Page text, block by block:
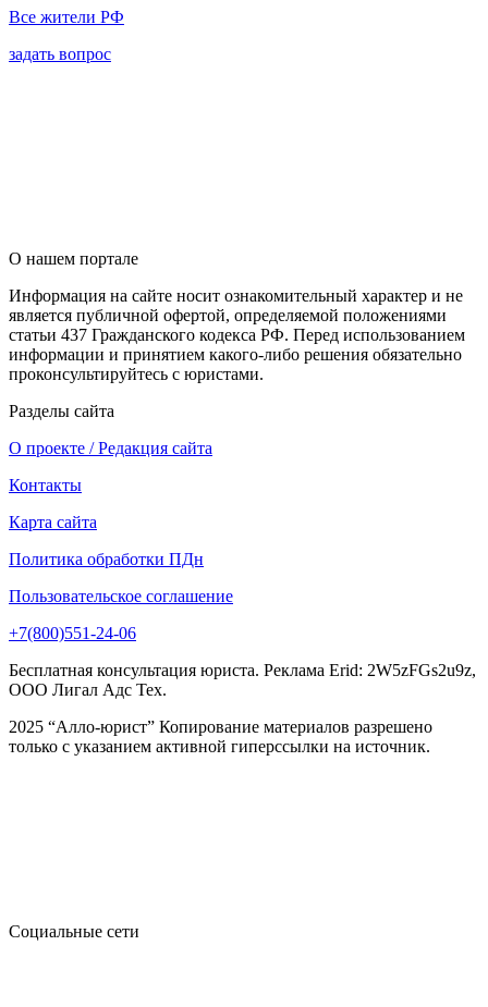
Все жители РФ
задать вопрос
О нашем портале
Информация на сайте носит ознакомительный характер и не
является публичной офертой, определяемой положениями
статьи 437 Гражданского кодекса РФ. Перед использованием
информации и принятием какого-либо решения обязательно
проконсультируйтесь с юристами.
Разделы сайта
О проекте / Редакция сайта
Контакты
Карта сайта
Политика обработки ПДн
Пользовательское соглашение
+7(800)551-24-06
Бесплатная консультация юриста. Реклама Erid: 2W5zFGs2u9z,
ООО Лигал Адс Тех.
2025 “Алло-юрист” Копирование материалов разрешено
только с указанием активной гиперссылки на источник.
Социальные сети